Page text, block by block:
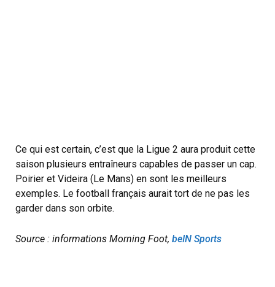
Ce qui est certain, c’est que la Ligue 2 aura produit cette
saison plusieurs entraîneurs capables de passer un cap.
Poirier et Videira (Le Mans) en sont les meilleurs
exemples. Le football français aurait tort de ne pas les
garder dans son orbite.
Source : informations Morning Foot, beIN Sports